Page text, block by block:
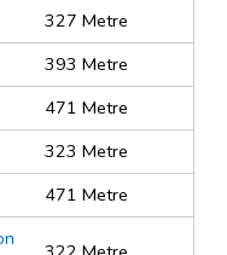
327 Metre
393 Metre
471 Metre
323 Metre
471 Metre